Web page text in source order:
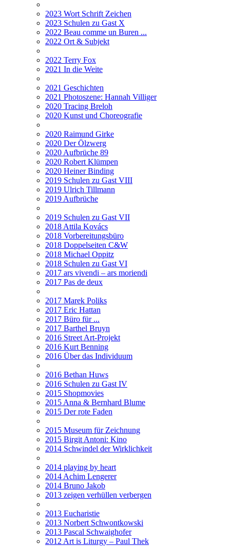
2023 Wort Schrift Zeichen
2023 Schulen zu Gast X
2022 Beau comme un Buren ...
2022 Ort & Subjekt
2022 Terry Fox
2021 In die Weite
2021 Geschichten
2021 Photoszene: Hannah Villiger
2020 Tracing Breloh
2020 Kunst und Choreografie
2020 Raimund Girke
2020 Der Ölzwerg
2020 Aufbrüche 89
2020 Robert Klümpen
2020 Heiner Binding
2019 Schulen zu Gast VIII
2019 Ulrich Tillmann
2019 Aufbrüche
2019 Schulen zu Gast VII
2018 Attila Kovács
2018 Vorbereitungsbüro
2018 Doppelseiten C&W
2018 Michael Oppitz
2018 Schulen zu Gast VI
2017 ars vivendi – ars moriendi
2017 Pas de deux
2017 Marek Poliks
2017 Eric Hattan
2017 Büro für ...
2017 Barthel Bruyn
2016 Street Art-Projekt
2016 Kurt Benning
2016 Über das Individuum
2016 Bethan Huws
2016 Schulen zu Gast IV
2015 Shopmovies
2015 Anna & Bernhard Blume
2015 Der rote Faden
2015 Museum für Zeichnung
2015 Birgit Antoni: Kino
2014 Schwindel der Wirklichkeit
2014 playing by heart
2014 Achim Lengerer
2014 Bruno Jakob
2013 zeigen verhüllen verbergen
2013 Eucharistie
2013 Norbert Schwontkowski
2013 Pascal Schwaighofer
2012 Art is Liturgy – Paul Thek